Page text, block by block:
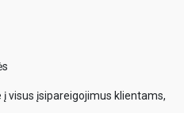
visus įsipareigojimus klientams,